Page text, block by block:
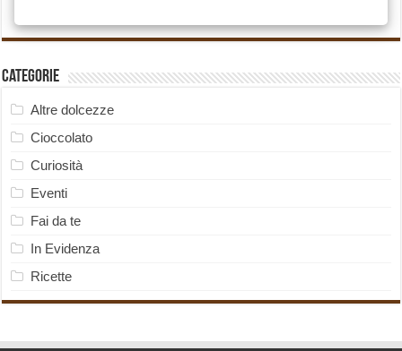
Categorie
Altre dolcezze
Cioccolato
Curiosità
Eventi
Fai da te
In Evidenza
Ricette